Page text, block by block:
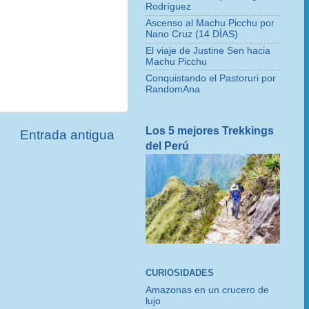
Entrada antigua
Rodríguez
Ascenso al Machu Picchu por
Nano Cruz (14 DÍAS)
El viaje de Justine Sen hacia
Machu Picchu
Conquistando el Pastoruri por
RandomAna
Los 5 mejores Trekkings
del Perú
CURIOSIDADES
Amazonas en un crucero de
lujo